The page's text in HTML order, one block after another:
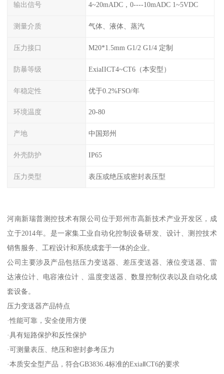
输出信号 4~20mADC，0----10mADC 1~5VDC
测量介质 气体、液体、蒸汽
压力接口 M20*1.5mm G1/2 G1/4 定制
防暴等级 ExiaIICT4~CT6（本安型）
年稳定性 优于0.2%FSO/年
环境温度 20-80
产地 中国郑州
外壳防护 IP65
压力类型 表压或绝压或密封表压型
河南新瑞普测控技术有限公司位于郑州市高新技术产业开发区，成
立于2014年。是一家集工业自动化控制设备研发、设计、测控技术
销售服务、工程设计和系统成套于一体的企业。
公司主要涉及产品包括压力变送器、差压变送器、液位变送器、雷
达液位计、电容液位计 、温度变送器、数显控制仪表以及自动化成
套设备。
压力变送器产品特点
·性能可靠，安全使用方便
·具有短路保护和反性保护
·可测量表压、绝压和密封参考压力
·本质安全型产品，符合GB3836.4标准的ExiaⅡCT6的要求